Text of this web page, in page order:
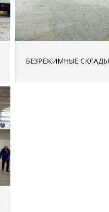
БЕЗРЕЖИМНЫЕ СКЛАДЫ